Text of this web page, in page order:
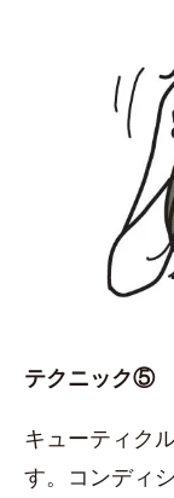
テクニック⑤
キューティク
す。コンディ